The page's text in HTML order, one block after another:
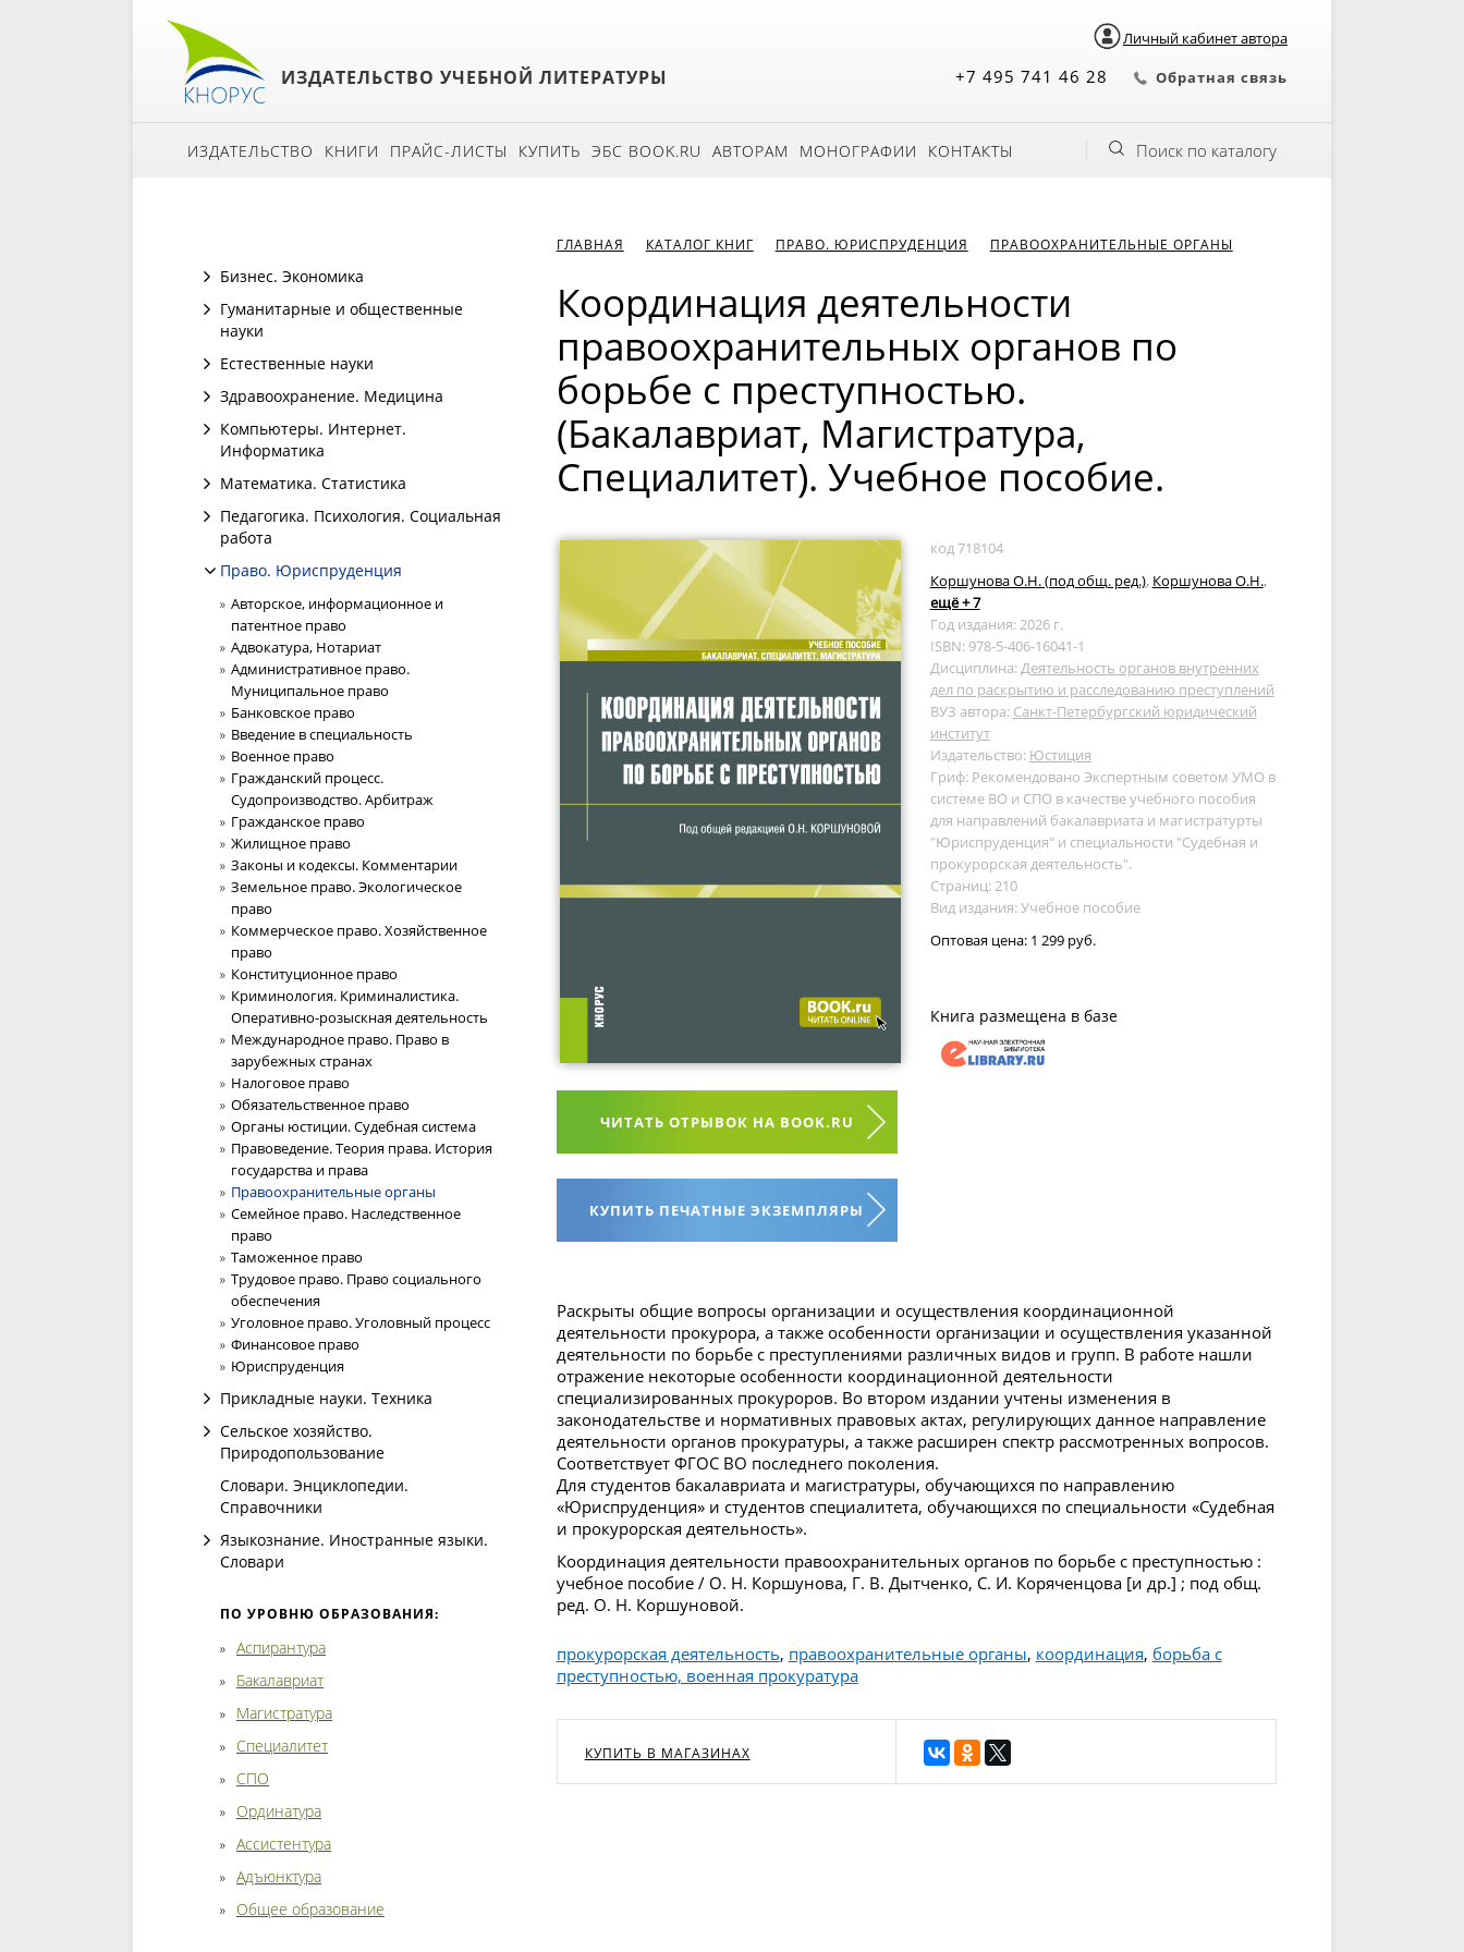
Личный кабинет автора
ИЗДАТЕЛЬСТВО УЧЕБНОЙ ЛИТЕРАТУРЫ +7 495 741 46 28 Обратная связь
ИЗДАТЕЛЬСТВО КНИГИ ПРАЙС-ЛИСТЫ КУПИТЬ ЭБС BOOK.RU АВТОРАМ МОНОГРАФИИ КОНТАКТЫ Поиск по каталогу
Бизнес. Экономика
Гуманитарные и общественные
науки
Естественные науки
Здравоохранение. Медицина
Компьютеры. Интернет.
Информатика
Математика. Статистика
Педагогика. Психология. Социальная
работа
Право. Юриспруденция
Авторское, информационное и
патентное право
Адвокатура, Нотариат
Административное право.
Муниципальное право
Банковское право
Введение в специальность
Военное право
Гражданский процесс.
Судопроизводство. Арбитраж
Гражданское право
Жилищное право
Законы и кодексы. Комментарии
Земельное право. Экологическое
право
Коммерческое право. Хозяйственное
право
Конституционное право
Криминология. Криминалистика.
Оперативно-розыскная деятельность
Международное право. Право в
зарубежных странах
Налоговое право
Обязательственное право
Органы юстиции. Судебная система
Правоведение. Теория права. История
государства и права
Правоохранительные органы
Семейное право. Наследственное
право
Таможенное право
Трудовое право. Право социального
обеспечения
Уголовное право. Уголовный процесс
Финансовое право
Юриспруденция
Прикладные науки. Техника
Сельское хозяйство.
Природопользование
Словари. Энциклопедии.
Справочники
Языкознание. Иностранные языки.
Словари
ПО УРОВНЮ ОБРАЗОВАНИЯ:
Аспирантура
Бакалавриат
Магистратура
Специалитет
СПО
Ординатура
Ассистентура
Адъюнктура
Общее образование
ГЛАВНАЯ КАТАЛОГ КНИГ ПРАВО. ЮРИСПРУДЕНЦИЯ ПРАВООХРАНИТЕЛЬНЫЕ ОРГАНЫ
Координация деятельности
правоохранительных органов по
борьбе с преступностью.
(Бакалавриат, Магистратура,
Специалитет). Учебное пособие.
ЧИТАТЬ ОТРЫВОК НА BOOK.RU
КУПИТЬ ПЕЧАТНЫЕ ЭКЗЕМПЛЯРЫ
код 718104
Коршунова О.Н. (под общ. ред.), Коршунова О.Н.,
ещё + 7
Год издания: 2026 г.
ISBN: 978-5-406-16041-1
Дисциплина:Деятельность органов внутренних
дел по раскрытию и расследованию преступлений
ВУЗ автора: Санкт-Петербургский юридический
институт
Издательство: Юстиция
Гриф: Рекомендовано Экспертным советом УМО в
системе ВО и СПО в качестве учебного пособия
для направлений бакалавриата и магистратурты
"Юриспруденция" и специальности "Судебная и
прокурорская деятельность".
Страниц: 210
Вид издания: Учебное пособие
Оптовая цена: 1 299 руб.
Книга размещена в базе
Раскрыты общие вопросы организации и осуществления координационной
деятельности прокурора, а также особенности организации и осуществления указанной
деятельности по борьбе с преступлениями различных видов и групп. В работе нашли
отражение некоторые особенности координационной деятельности
специализированных прокуроров. Во втором издании учтены изменения в
законодательстве и нормативных правовых актах, регулирующих данное направление
деятельности органов прокуратуры, а также расширен спектр рассмотренных вопросов.
Соответствует ФГОС ВО последнего поколения.
Для студентов бакалавриата и магистратуры, обучающихся по направлению
«Юриспруденция» и студентов специалитета, обучающихся по специальности «Судебная
и прокурорская деятельность».
Координация деятельности правоохранительных органов по борьбе с преступностью :
учебное пособие / О. Н. Коршунова, Г. В. Дытченко, С. И. Коряченцова [и др.] ; под общ.
ред. О. Н. Коршуновой.
прокурорская деятельность, правоохранительные органы, координация, борьба с
преступностью, военная прокуратура
КУПИТЬ В МАГАЗИНАХ